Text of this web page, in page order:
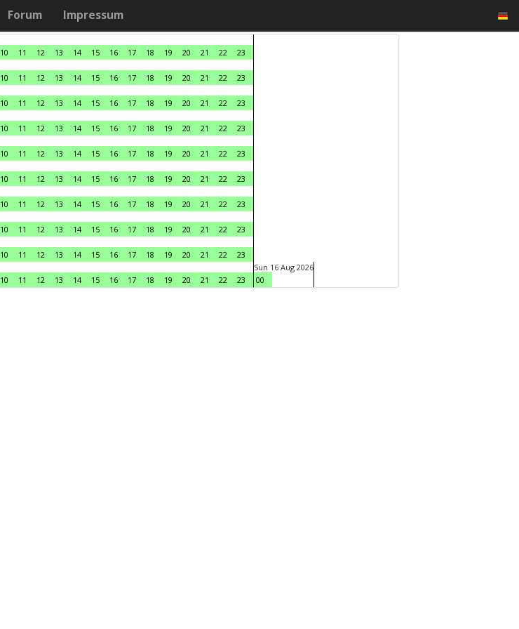
Forum Impressum
10 11 12 13 14 15 16 17 18 19 20 21 22
23
10 11 12 13 14 15 16 17 18 19 20 21 22
23
10 11 12 13 14 15 16 17 18 19 20 21 22
23
10 11 12 13 14 15 16 17 18 19 20 21 22
23
10 11 12 13 14 15 16 17 18 19 20 21 22
23
10 11 12 13 14 15 16 17 18 19 20 21 22
23
10 11 12 13 14 15 16 17 18 19 20 21 22
23
10 11 12 13 14 15 16 17 18 19 20 21 22
23
10 11 12 13 14 15 16 17 18 19 20 21 22
23
10 11 12 13 14 15 16 17 18 19 20 21 22 23
Sun 16 Aug 2026
00